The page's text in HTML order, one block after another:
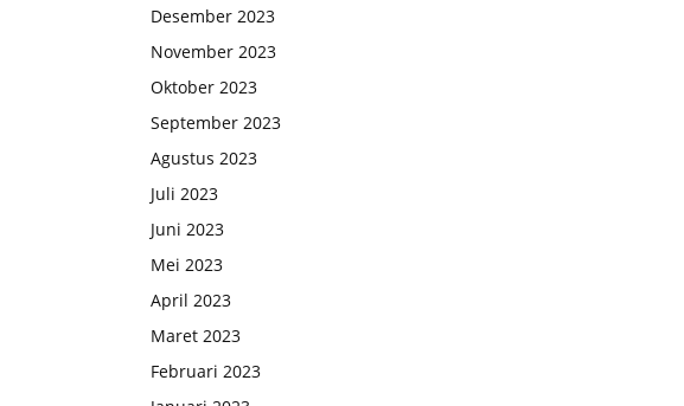
Desember 2023
November 2023
Oktober 2023
September 2023
Agustus 2023
Juli 2023
Juni 2023
Mei 2023
April 2023
Maret 2023
Februari 2023